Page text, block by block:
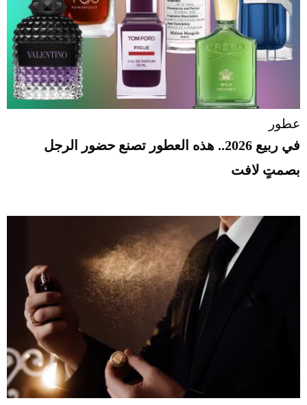
عطور
في ربيع 2026.. هذه العطور تصنع حضور الرجل
بصمتٍ لافت